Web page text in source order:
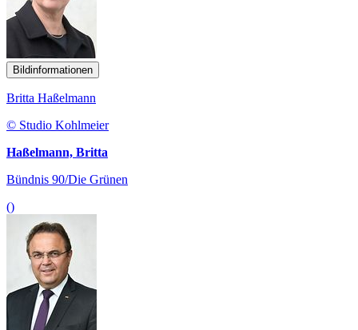
Bildinformationen
Britta Haßelmann
© Studio Kohlmeier
Haßelmann, Britta
Bündnis 90/Die Grünen
()